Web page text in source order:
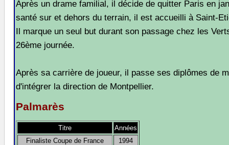
Après un drame familial, il décide de quitter Paris en
santé sur et dehors du terrain, il est accueilli à Saint-
Il marque un seul but durant son passage chez les
26ème journée.
Après sa carrière de joueur, il passe ses diplômes de
d'intégrer la direction de Montpellier.
Palmarès
Titre
Années
Finaliste Coupe de France
1994